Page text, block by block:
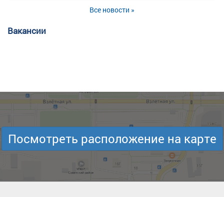
Все новости »
Вакансии
Посмотреть расположение на карте